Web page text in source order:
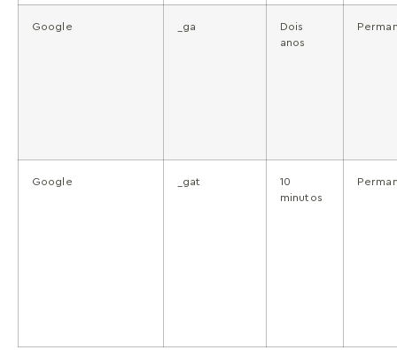
Google _ga
Dois
anos
Google _gat
10
minutos